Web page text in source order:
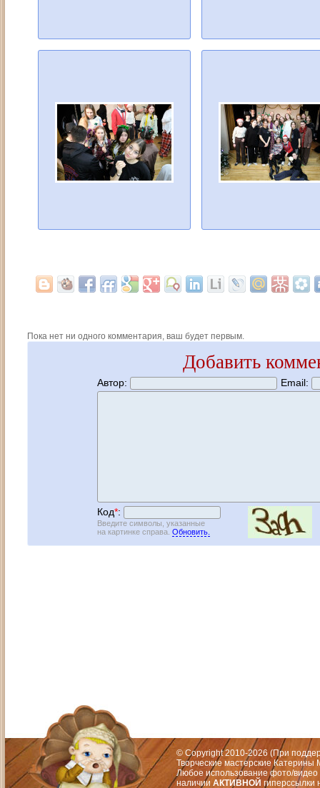
Пока нет ни одного комментария, ваш будет первым.
Добавить
Автор: Email:
Код*:
Введите символы, указанные
на картинке справа. Обновить.
© Copyright 2010-2026 (При
Творческие мастерские
Любое использование фото/видео
наличии АКТИВНОЙ гиперссылки